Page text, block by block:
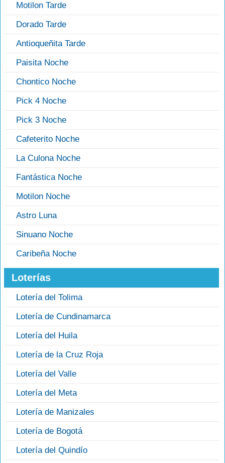
Motilon Tarde
Dorado Tarde
Antioqueñita Tarde
Paisita Noche
Chontico Noche
Pick 4 Noche
Pick 3 Noche
Cafeterito Noche
La Culona Noche
Fantástica Noche
Motilon Noche
Astro Luna
Sinuano Noche
Caribeña Noche
Loterías
Lotería del Tolima
Lotería de Cundinamarca
Lotería del Huila
Lotería de la Cruz Roja
Lotería del Valle
Lotería del Meta
Lotería de Manizales
Lotería de Bogotá
Lotería del Quindío